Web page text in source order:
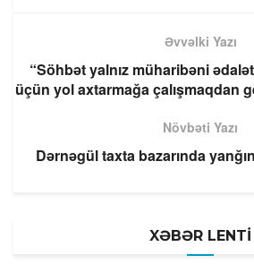
Əvvəlki Yazı
“Söhbət yalnız müharibəni
üçün yol axtarmağa çalışmaqdan
Növbəti Yazı
Dərnəgül taxta bazarında
XƏBƏR LENTİ